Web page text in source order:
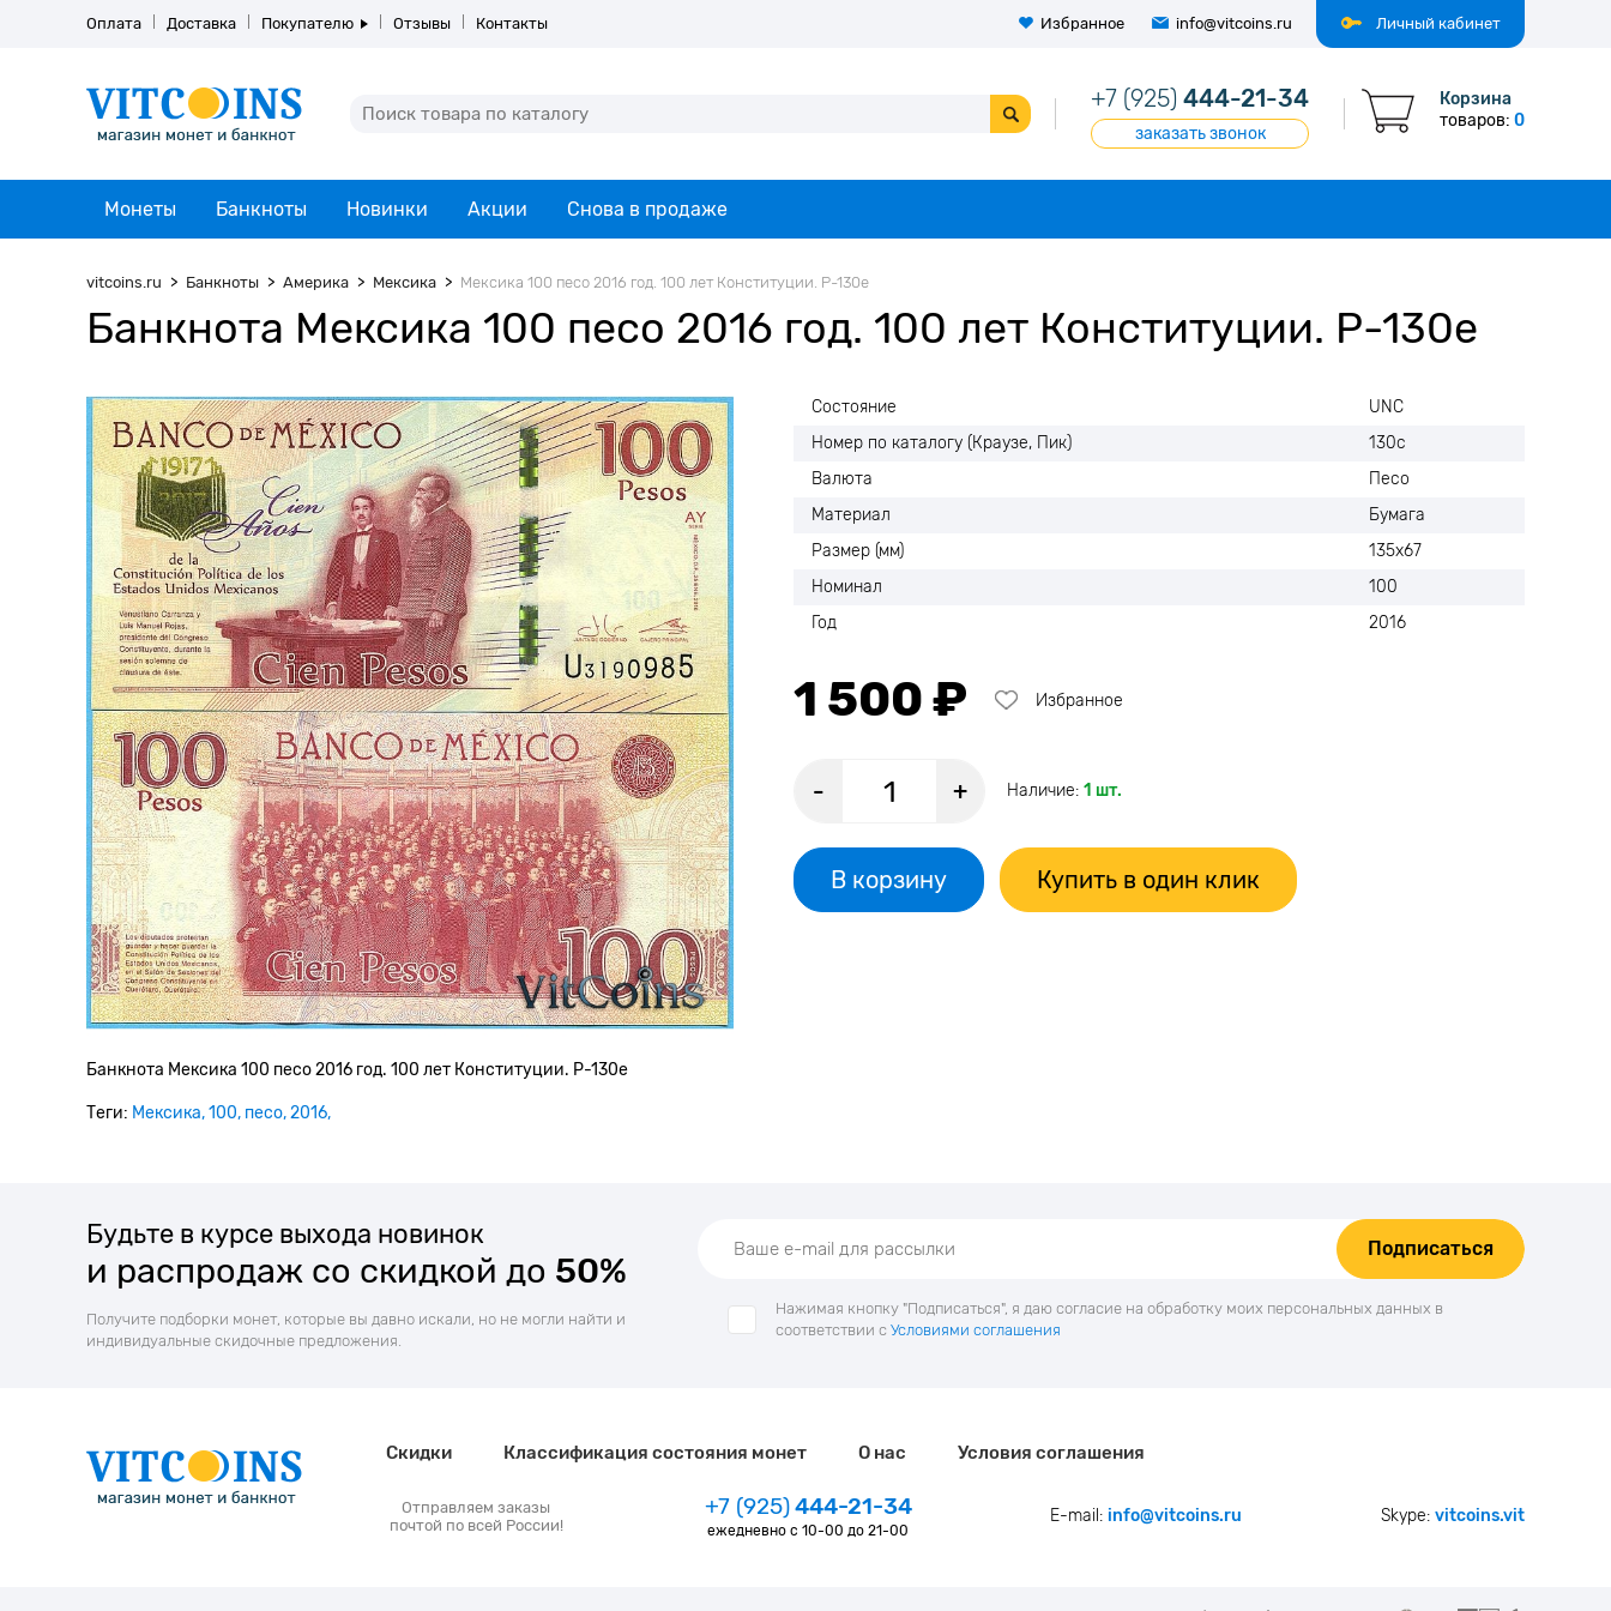
Личный кабинет
Оплата Доставка Покупателю Отзывы Контакты Избранное info@vitcoins.ru
+7 (925) 444-21-34
заказать звонок
Корзина
товаров: 0
Монеты Банкноты Новинки Акции Снова в продаже
vitcoins.ru Банкноты Америка Мексика Мексика 100 песо 2016 год. 100 лет Конституции. Р-130е
Банкнота Мексика 100 песо 2016 год. 100 лет Конституции. Р-130е
Состояние
UNC
Номер по каталогу (Краузе, Пик)
130с
Валюта
Песо
Материал
Бумага
Размер (мм)
135х67
Номинал
100
Год
2016
1 500 ₽ Избранное
- + Наличие: 1 шт.
В корзину Купить в один клик
Банкнота Мексика 100 песо 2016 год. 100 лет Конституции. Р-130е
Теги: Мексика 100 песо 2016
Будьте в курсе выхода новинок
и распродаж со скидкой до 50%
Получите подборки монет, которые вы давно искали, но не могли найти и
индивидуальные скидочные предложения.
Подписаться
Нажимая кнопку "Подписаться", я даю согласие на обработку моих персональных данных в
соответствии с Условиями соглашения
Скидки Классификация состояния монет О нас Условия соглашения
Отправляем заказы
почтой по всей России!
+7 (925)444-21-34
ежедневно с 10-00 до 21-00
E-mail:info@vitcoins.ru Skype: vitcoins.vit